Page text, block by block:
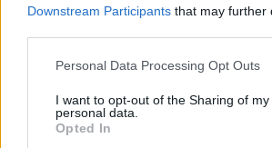
Downstream Participants that may further
Please note that this website/app uses
not limited to your visit or usage
grant or deny consent to Google and its
use your data for below specified
Personal Data Processing Opt Outs
I want to opt-out of the Sharing of my
personal data.
Opted In
Kövess minket, és értesülj a
Facebookon is!
Követem